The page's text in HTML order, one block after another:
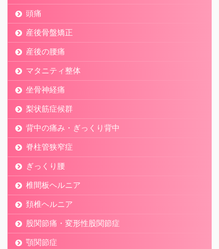
頭痛
産後骨盤矯正
産後の腰痛
マタニティ整体
坐骨神経痛
梨状筋症候群
背中の痛み・ぎっくり背中
脊柱管狭窄症
ぎっくり腰
椎間板ヘルニア
頚椎ヘルニア
股関節痛・変形性股関節症
顎関節症